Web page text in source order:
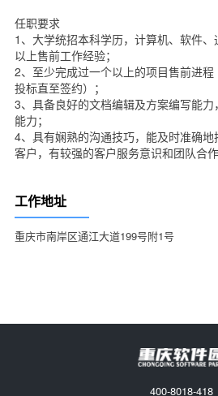
任职要求
1、大学统招本科学历，计算机、软件
以上售前工作经验；
2、至少完成过一个以上的项目售前进
投标直至签约）；
3、具备良好的文档编辑及方案编写能
能力；
4、具有娴熟的沟通技巧，能及时准确
客户，有较强的客户服务意识和团队合作
工作地址
重庆市南岸区通江大道199号附1号
400-8018-418